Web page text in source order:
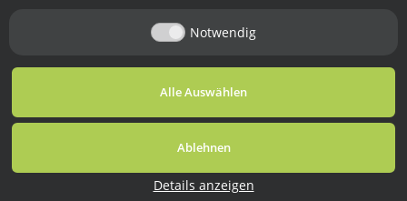
* Alle Preise inkl. gesetzlicher USt., zzgl.Versand
Notwendig
Alle Auswählen
Ablehnen
Details anzeigen